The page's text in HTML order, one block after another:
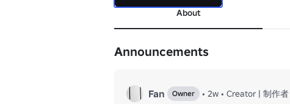
About
Announcements
Fan Owner • 2w • Creator | 制作者